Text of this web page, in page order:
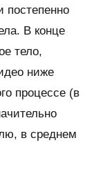
постепенно
В конце
тело,
ниже
процессе (в
в среднем